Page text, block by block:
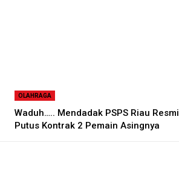
OLAHRAGA
Waduh….. Mendadak PSPS Riau Resmi
Putus Kontrak 2 Pemain Asingnya